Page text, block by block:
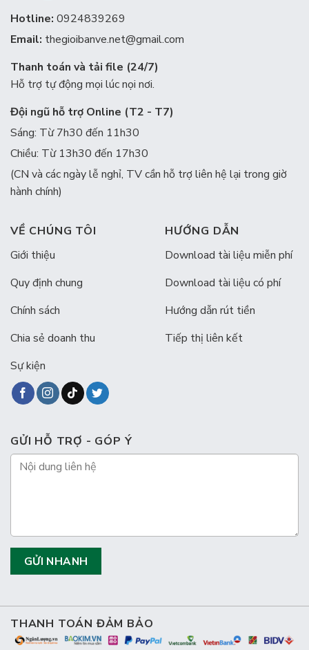
Hotline: 0924839269
Email: thegioibanve.net@gmail.com
Thanh toán và tải file (24/7)
Hỗ trợ tự động mọi lúc nọi nơi.
Đội ngũ hỗ trợ Online (T2 - T7)
Sáng: Từ 7h30 đến 11h30
Chiều: Từ 13h30 đến 17h30
(CN và các ngày lễ nghỉ, TV cần hỗ trợ liên hệ lại trong giờ
hành chính)
VỀ CHÚNG TÔI
Giới thiệu
Quy định chung
Chính sách
Chia sẻ doanh thu
Sự kiện
HƯỚNG DẪN
Download tài liệu miễn phí
Download tài liệu có phí
Hướng dẫn rút tiền
Tiếp thị liên kết
GỬI HỖ TRỢ - GÓP Ý
THANH TOÁN ĐẢM BẢO